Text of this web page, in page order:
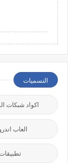
التسميات
اكواد شبكات
العاب
تطبيقات